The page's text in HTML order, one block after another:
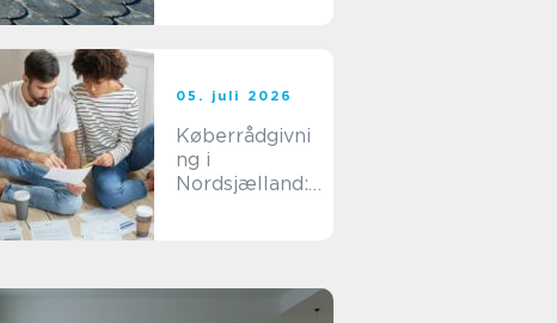
05. juli 2026
Køberrådgivni
ng i
Nordsjælland: